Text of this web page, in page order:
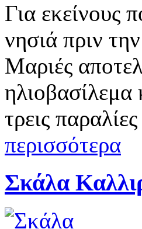
Για εκείνους
νησιά πριν
Μαριές
ηλιοβασίλεμα
τρεις παραλίες
περισσότερα
Σκάλα